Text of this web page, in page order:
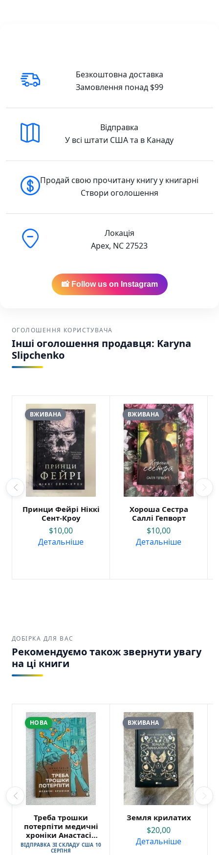
Безкоштовна доставка
Замовлення понад $99
Відправка
У всі штати США та в Канаду
Продай свою прочитану книгу у книгарні
Створи оголошення
Локація
Apex, NC 27523
📸 Follow us on Instagram
ОГОЛОШЕННЯ КОРИСТУВАЧА
Інші оголошення продавця: Karyna
Slipchenko
ВЖИВАНА
Принци Фейрі Ніккі
Сент-Кроу
$10,00
Детальніше
ВЖИВАНА
Хороша Сестра
Саллі Гепворт
$10,00
Детальніше
ДОБІРКА ДЛЯ ВАС
Рекомендуємо також звернути увагу
на ці книги
НОВА
Треба трошки
потерпіти медичні
хроніки Анастасія
Пристая
ВІДПРАВКА ЗІ СКЛАДУ США 10
СЕРПНЯ
ВЖИВАНА
Земля крилатих
$20,00
Детальніше